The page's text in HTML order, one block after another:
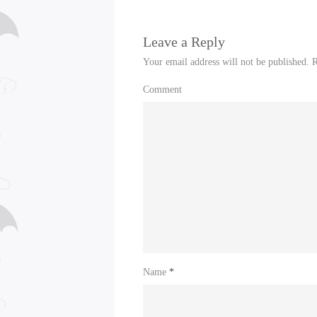
Leave a Reply
Your email address will not be published.
Comment
Name *